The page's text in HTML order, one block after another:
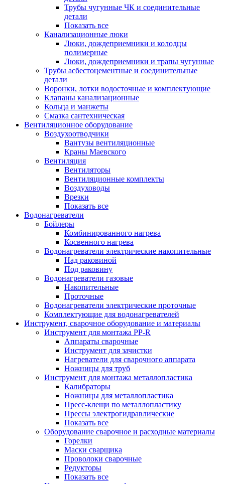
Трубы чугунные ЧК и соединительные
детали
Показать все
Канализационные люки
Люки, дождеприемники и колодцы
полимерные
Люки, дождеприемники и трапы чугунные
Трубы асбестоцементные и соединительные
детали
Воронки, лотки водосточные и комплектующие
Клапаны канализационные
Кольца и манжеты
Смазка сантехническая
Вентиляционное оборудование
Воздухоотводчики
Вантузы вентиляционные
Краны Маевского
Вентиляция
Вентиляторы
Вентиляционные комплекты
Воздуховоды
Врезки
Показать все
Водонагреватели
Бойлеры
Комбинированного нагрева
Косвенного нагрева
Водонагреватели электрические накопительные
Над раковиной
Под раковину
Водонагреватели газовые
Накопительные
Проточные
Водонагреватели электрические проточные
Комплектующие для водонагревателей
Инструмент, сварочное оборудование и материалы
Инструмент для монтажа PP-R
Аппараты сварочные
Инструмент для зачистки
Нагреватели для сварочного аппарата
Ножницы для труб
Инструмент для монтажа металлопластика
Калибраторы
Ножницы для металлопластика
Пресс-клещи по металлопластику
Прессы электрогидравлические
Показать все
Оборудование сварочное и расходные материалы
Горелки
Маски сварщика
Проволоки сварочные
Редукторы
Показать все